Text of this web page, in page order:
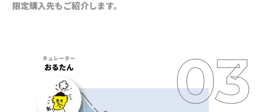
限定購入先もご紹介します。
おるたん